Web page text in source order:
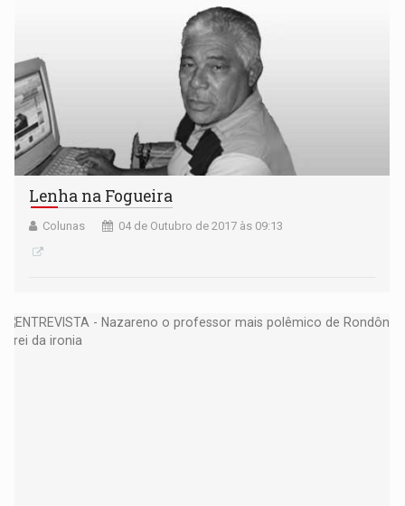
Lenha na Fogueira
Colunas 04 de Outubro de 2017 às 09:13